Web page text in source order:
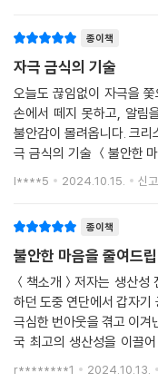
종이책
자극 금식의 기술
오늘도 끊임없이 자극을
손에서 떼지 못하고, 알림
불안감이 몰려옵니다. 크
극 금식의 기술 ＜불안한
와닿는 이유입니다.이 책
l****5 2024.10.15. 신고
종이책
불안한 마음을 줄여드
＜책소개＞저자는 생산성
하던 도중 연단에서 갑자기
극심한 번아웃을 겪고 이겨
국 최고의 생산성을 이끌어
강조한다. 내용 구성으로
r********1 2024.10.13.